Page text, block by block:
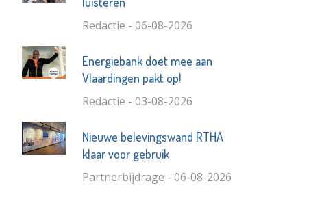
Redactie - 06-08-2026
Energiebank doet mee aan
Vlaardingen pakt op!
Redactie - 03-08-2026
Nieuwe belevingswand RTHA
klaar voor gebruik
Partnerbijdrage - 06-08-2026